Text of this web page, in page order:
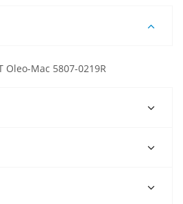
Oleo-Mac 5807-0219R